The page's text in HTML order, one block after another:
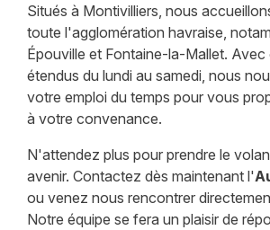
Situés à Montivilliers, nous
toute l'agglomération havraise,
Épouville et Fontaine-la-Mallet. Avec
étendus du lundi au samedi, nous
votre emploi du temps pour vous
à votre convenance.
N'attendez plus pour prendre le
avenir. Contactez dès maintenant l'
ou venez nous rencontrer
Notre équipe se fera un plaisir de